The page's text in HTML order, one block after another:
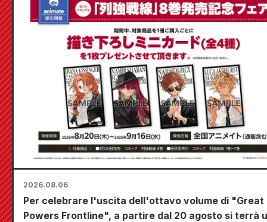
2026.08.06
Per celebrare l'uscita dell'ottavo volume di "Great
Powers Frontline", a partire dal 20 agosto si terrà